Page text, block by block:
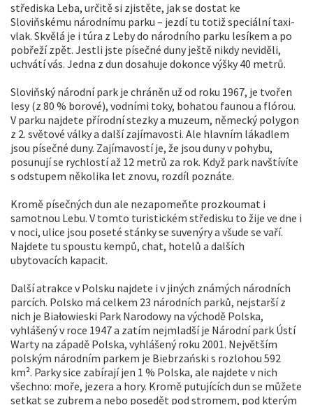
střediska Leba, určitě si zjistěte, jak se dostat ke
Sloviňskému národnímu parku – jezdí tu totiž speciální taxi-
vlak. Skvělá je i túra z Leby do národního parku lesíkem a po
pobřeží zpět. Jestli jste písečné duny ještě nikdy neviděli,
uchvátí vás. Jedna z dun dosahuje dokonce výšky 40 metrů.
Sloviňský národní park je chráněn už od roku 1967, je tvořen
lesy (z 80 % borové), vodními toky, bohatou faunou a flórou.
V parku najdete přírodní stezky a muzeum, německý polygon
z 2. světové války a další zajímavosti. Ale hlavním lákadlem
jsou písečné duny. Zajímavostí je, že jsou duny v pohybu,
posunují se rychlostí až 12 metrů za rok. Když park navštívíte
s odstupem několika let znovu, rozdíl poznáte.
Kromě písečných dun ale nezapomeňte prozkoumat i
samotnou Lebu. V tomto turistickém středisku to žije ve dne i
v noci, ulice jsou poseté stánky se suvenýry a všude se vaří.
Najdete tu spoustu kempů, chat, hotelů a dalších
ubytovacích kapacit.
Další atrakce v Polsku najdete i v jiných známých národních
parcích. Polsko má celkem 23 národních parků, nejstarší z
nich je Białowieski Park Narodowy na východě Polska,
vyhlášený v roce 1947 a zatím nejmladší je Národní park Ústí
Warty na západě Polska, vyhlášený roku 2001. Největším
polským národním parkem je Biebrzański s rozlohou 592
km². Parky sice zabírají jen 1 % Polska, ale najdete v nich
všechno: moře, jezera a hory. Kromě putujících dun se můžete
setkat se zubrem a nebo posedět pod stromem, pod kterým